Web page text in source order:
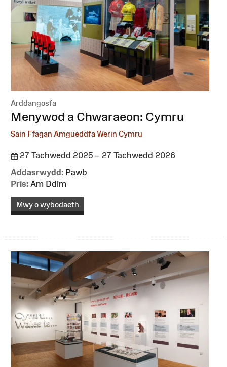
Arddangosfa
:Menywod a Chwaraeon: Cymru
Sain Ffagan Amgueddfa Werin Cymru
27 Tachwedd 2025 – 27 Tachwedd 2026
Addasrwydd: Pawb
Pris: Am Ddim
Mwy o wybodaeth